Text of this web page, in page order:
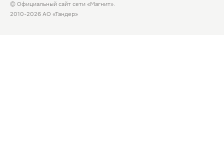
© Официальный сайт сети «Магнит».
2010-2026 АО «Тандер»